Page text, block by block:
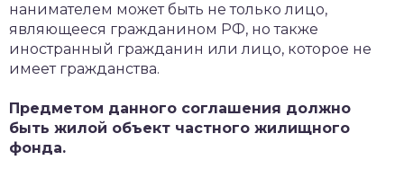
нанимателем может быть не только лицо,
являющееся гражданином РФ, но также
иностранный гражданин или лицо, которое не
имеет гражданства.
Предметом данного соглашения должно
быть жилой объект частного жилищного
фонда.